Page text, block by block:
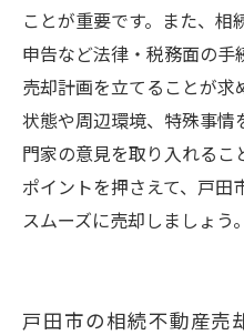
ことが重要です。また、相
申告など法律・税務面の手
売却計画を立てることが求
状態や周辺環境、特殊事情
門家の意見を取り入れるこ
ポイントを押さえて、戸田
スムーズに売却しましょう。
戸田市の相続不動産売